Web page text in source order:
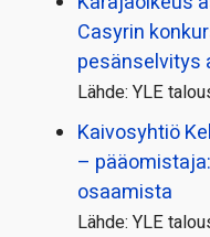
Casyrin
pesänselvitys
Lähde: YLE
Kaivosyhtiö
–
osaamista
Lähde: YLE